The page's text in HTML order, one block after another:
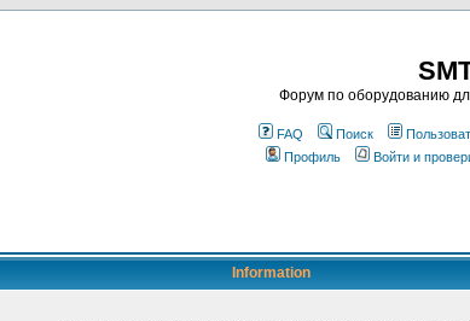
Форум по оборудованию
FAQ Поиск
Профиль
Войти и
Information